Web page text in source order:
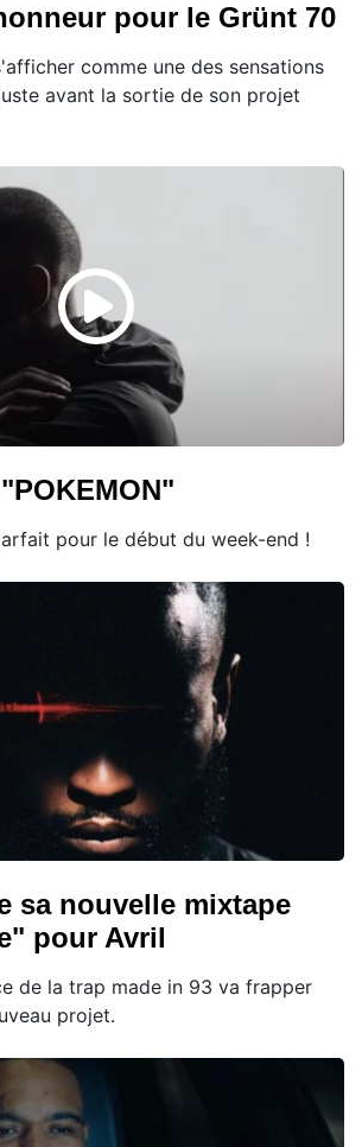
pour le Grünt 70
comme une des sensations
avant la sortie de son projet
pour le début du week-end !
sa nouvelle mixtape
pour Avril
de la trap made in 93 va frapper
projet.